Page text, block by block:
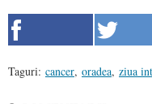
Taguri: cancer, oradea, ziua